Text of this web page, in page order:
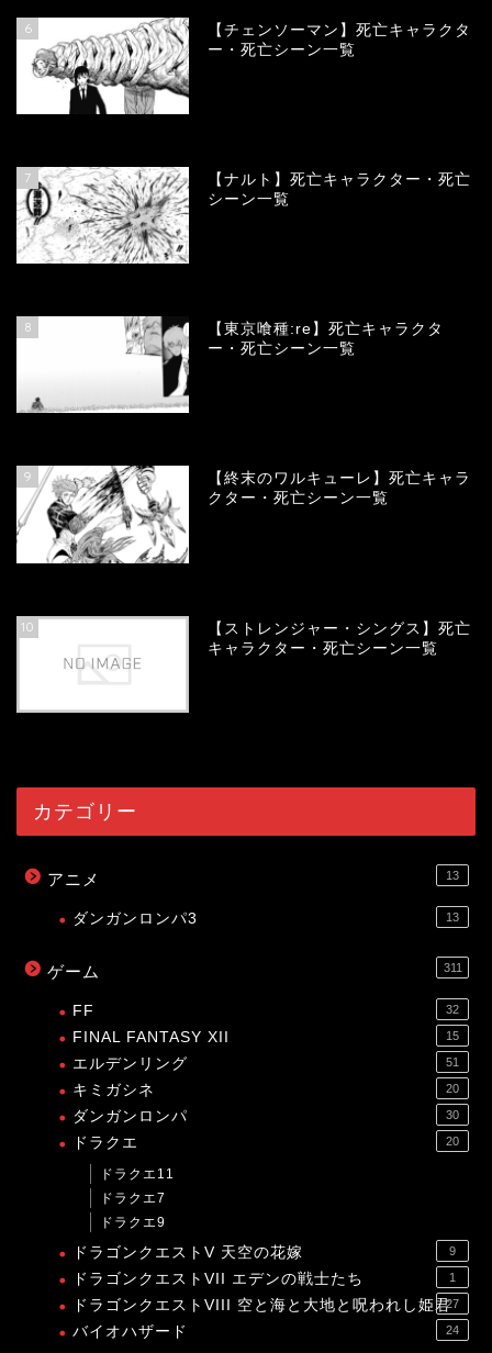
6
【チェンソーマン】死亡キャラクタ
ー・死亡シーン一覧
7
【ナルト】死亡キャラクター・死亡
シーン一覧
8
【東京喰種:re】死亡キャラクタ
ー・死亡シーン一覧
9
【終末のワルキューレ】死亡キャラ
クター・死亡シーン一覧
10
【ストレンジャー・シングス】死亡
キャラクター・死亡シーン一覧
カテゴリー
アニメ 13
ダンガンロンパ3 13
ゲーム 311
FF 32
FINAL FANTASY XII 15
エルデンリング 51
キミガシネ 20
ダンガンロンパ 30
ドラクエ 20
ドラクエ11
ドラクエ7
ドラクエ9
ドラゴンクエストV 天空の花嫁 9
ドラゴンクエストVII エデンの戦士たち 1
ドラゴンクエストVIII 空と海と大地と呪われし姫君27
バイオハザード 24